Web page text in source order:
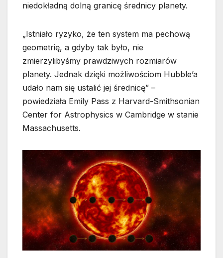
niedokładną dolną granicę średnicy planety.
„Istniało ryzyko, że ten system ma pechową
geometrię, a gdyby tak było, nie
zmierzylibyśmy prawdziwych rozmiarów
planety. Jednak dzięki możliwościom Hubble’a
udało nam się ustalić jej średnicę” –
powiedziała Emily Pass z Harvard-Smithsonian
Center for Astrophysics w Cambridge w stanie
Massachusetts.